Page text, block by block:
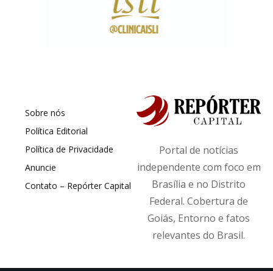
Sobre nós
Política Editorial
Política de Privacidade
Anuncie
Contato – Repórter Capital
Portal de notícias
independente com foco em
Brasília e no Distrito
Federal. Cobertura de
Goiás, Entorno e fatos
relevantes do Brasil.